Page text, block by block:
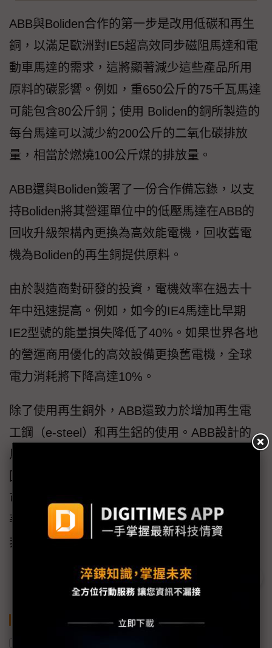
ABB與Boliden合作的第一步是改用低碳和再生
銅，以滿足歐洲對IE5超高效同步磁阻馬達和電
動車馬達的需求，這將顯著減少這些產品所用
原料的碳影響。例如，重650公斤的75千瓦馬達
可能包含80公斤銅；使用 Boliden的銅所製造的
每台馬達可以減少約200公斤的二氧化碳排放
量，相當於燃燒100公斤煤的排放量。
ABB還與Boliden簽署了一份合作備忘錄，以支
持Boliden將其營運單位中的低壓馬達在ABB的
回收升級架構內更換為高效能電機，回收舊電
機為Boliden的再生銅提供原料。
由於製造商對研發的投資，電機效率在過去十
年中迅速提高。例如，如今的IE4馬達比早期
IE2型號的能量損失降低了40%。如果世界各地
的營運商用優化的高效設備更換舊電機，全球
電力消耗將下降高達10%。
除了使用再生銅外，ABB還致力於增加再生電
工鋼（e-steel）和再生鋁的使用。ABB設計的
馬達高達98%可回收，其餘2%的材料可焚燒以
可顯著節省能源。透過更有效率的技術可以顯
著的減少能源和排放，使循環經濟成為常態而
非例外。